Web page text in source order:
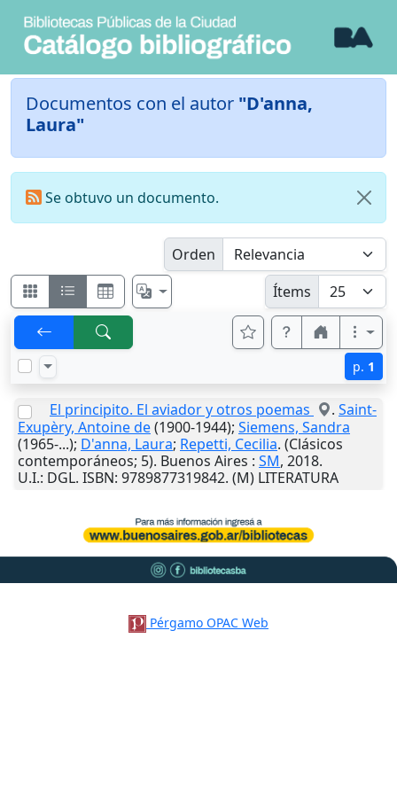
Documentos con el autor "D'anna,
Laura"
Se obtuvo un documento.
Orden
Ítems
p. 1
El principito. El aviador y otros poemas . Saint-
Exupèry, Antoine de(1900-1944); Siemens, Sandra
(1965-...); D'anna, Laura; Repetti, Cecilia. (Clásicos
contemporáneos; 5). Buenos Aires : SM, 2018.
U.I.: DGL. ISBN: 9789877319842. (M) LITERATURA
Pérgamo OPAC Web